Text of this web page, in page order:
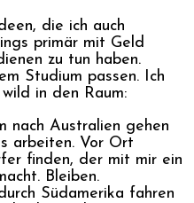
die ich auch
primär mit Geld
zu tun haben.
Studium passen. Ich
in den Raum:
nach Australien gehen
arbeiten. Vor Ort
finden, der mit mir ein
Bleiben.
Südamerika fahren